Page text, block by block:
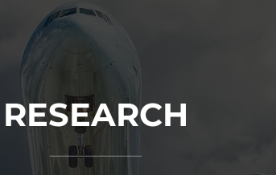
RESEARCH